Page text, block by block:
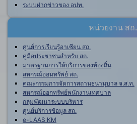
ระบบฝากข่าวของ อปท.
หน่วยงาน สถ.
ศูนย์การเรียนรู้อาเซียน สถ.
คู่มือประชาชนสำหรับ สถ.
มาตรฐานการให้บริการของท้องถิ่น
สหกรณ์ออมทรัพย์ สถ.
คณะกรรมการจัดการสถานธนานุบาล จ.ส.ท.
สหกรณ์ออกทรัพย์พนักงานเทศบาล
กลุ่มพัฒนาระบบบริหาร
ศูนย์บริการข้อมูล สถ.
e-LAAS KM